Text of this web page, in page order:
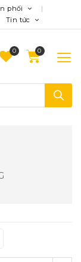
phối
Tin tức
0